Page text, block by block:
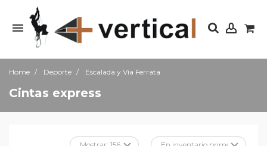
Home Deporte Escalada y Vía Ferrata
Cintas express